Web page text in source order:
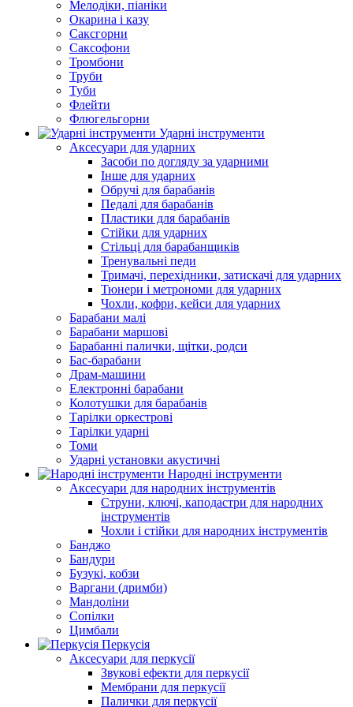
Мелодіки, піаніки
Окарина і казу
Саксгорни
Саксофони
Тромбони
Труби
Туби
Флейти
Флюгельгорни
Ударні інструменти
Аксесуари для ударних
Засоби по догляду за ударними
Інше для ударних
Обручі для барабанів
Педалі для барабанів
Пластики для барабанів
Стійки для ударних
Стільці для барабанщиків
Тренувальні педи
Тримачі, перехідники, затискачі для ударних
Тюнери і метрономи для ударних
Чохли, кофри, кейси для ударних
Барабани малі
Барабани маршові
Барабанні палички, щітки, родси
Бас-барабани
Драм-машини
Електронні барабани
Колотушки для барабанів
Тарілки оркестрові
Тарілки ударні
Томи
Ударні установки акустичні
Народні інструменти
Аксесуари для народних інструментів
Струни, ключі, каподастри для народних
інструментів
Чохли і стійки для народних інструментів
Банджо
Бандури
Бузукі, кобзи
Варгани (дримби)
Мандоліни
Сопілки
Цимбали
Перкусія
Аксесуари для перкусії
Звукові ефекти для перкусії
Мембрани для перкусії
Палички для перкусії